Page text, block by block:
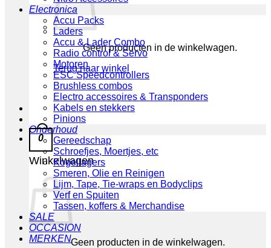
Geen producten in de winkelwagen.
Terug naar winkel
0
Winkelwagen
Geen producten in de winkelwagen.
Electronica
Accu Packs
Laders
Accu & Lader Combo
Radio control & Servo
Motoren
ESC Speedcontrollers
Brushless combos
Electro accessoires & Transponders
Kabels en stekkers
Pinions
Onderhoud
Gereedschap
Schroefjes, Moertjes, etc
Kogellagers
Smeren, Olie en Reinigen
Lijm, Tape, Tie-wraps en Bodyclips
Verf en Spuiten
Tassen, koffers & Merchandise
SALE
OCCASION
MERKEN